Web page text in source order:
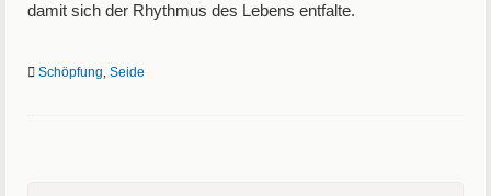
damit sich der Rhythmus des Lebens entfalte.
Schöpfung,Seide